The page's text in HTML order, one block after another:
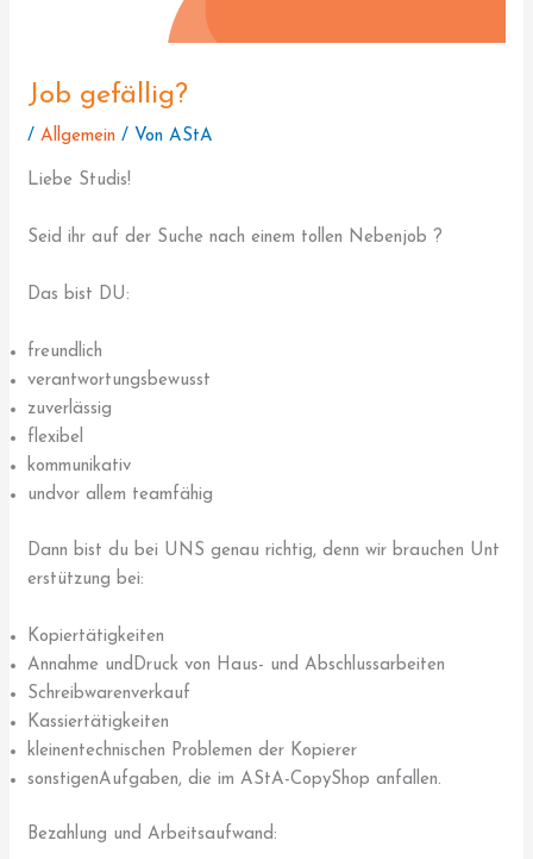
Job gefällig?
/Allgemein / VonAStA
Liebe Studis!
Seid ihr auf der Suche nach einem tollen Nebenjob ?
Das bist DU:
freundlich
verantwortungsbewusst
zuverlässig
flexibel
kommunikativ
undvor allem teamfähig
Dann bist du bei UNS genau richtig, denn wir brauchen Unt
erstützung bei:
Kopiertätigkeiten
Annahme undDruck von Haus- und Abschlussarbeiten
Schreibwarenverkauf
Kassiertätigkeiten
kleinentechnischen Problemen der Kopierer
sonstigenAufgaben, die im AStA-CopyShop anfallen.
Bezahlung und Arbeitsaufwand: